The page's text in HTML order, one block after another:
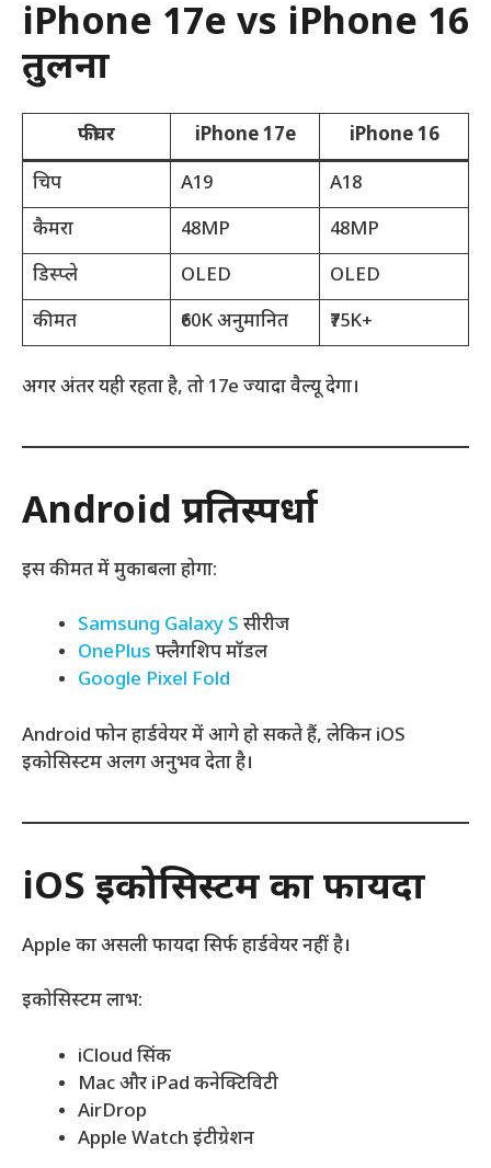
iPhone 17e vs iPhone 16
तुलना
फीचर iPhone 17e
iPhone 16
चिप
A19
A18
कैमरा
48MP
48MP
डिस्प्ले
OLED
OLED
कीमत
₹60K अनुमानित ₹75K+
अगर अंतर यही रहता है, तो 17e ज्यादा वैल्यू देगा।
Android प्रतिस्पर्धा
इस कीमत में मुकाबला होगा:
Samsung Galaxy S सीरीज
OnePlus फ्लैगशिप मॉडल
Google Pixel Fold
Android फोन हार्डवेयर में आगे हो सकते हैं, लेकिन iOS
इकोसिस्टम अलग अनुभव देता है।
iOS इकोसिस्टम का फायदा
Apple का असली फायदा सिर्फ हार्डवेयर नहीं है।
इकोसिस्टम लाभ:
iCloud सिंक
Mac और iPad कनेक्टिविटी
AirDrop
Apple Watch इंटीग्रेशन